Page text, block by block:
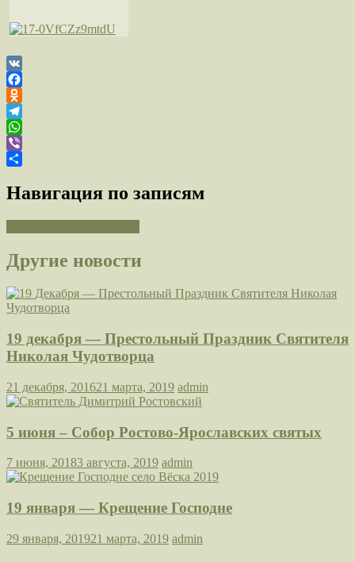
VK
Facebook
Odnoklassniki
Telegram
WhatsApp
Viber
Навигация по записям
Другие новости
19 декабря — Престольный Праздник Святителя
Николая Чудотворца
21 декабря, 201621 марта, 2019 admin
5 июня – Собор Ростово-Ярославских святых
7 июня, 20183 августа, 2019 admin
19 января — Крещение Господне
29 января, 201921 марта, 2019 admin